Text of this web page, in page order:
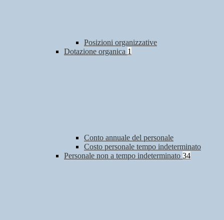
Posizioni organizzative
Dotazione organica 1
Conto annuale del personale
Costo personale tempo indeterminato
Personale non a tempo indeterminato 34